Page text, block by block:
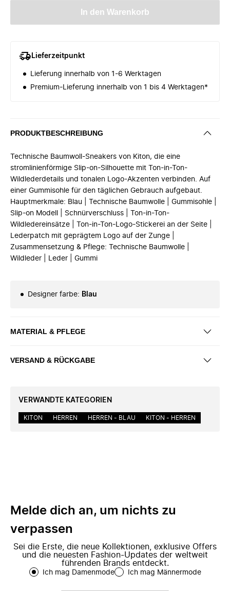
In den Warenkorb
Lieferzeitpunkt
Lieferung innerhalb von 1-6 Werktagen
Premium-Lieferung innerhalb von 1 bis 4 Werktagen*
PRODUKTBESCHREIBUNG
Technische Baumwoll-Sneakers von Kiton, die eine
stromlinienförmige Slip-on-Silhouette mit Ton-in-Ton-
Wildlederdetails und tonalen Logo-Akzenten verbinden. Auf
einer Gummisohle für den täglichen Gebrauch aufgebaut.
Hauptmerkmale: Blau | Technische Baumwolle | Gummisohle |
Slip-on Modell | Schnürverschluss | Ton-in-Ton-
Wildledereinsätze | Ton-in-Ton-Logo-Stickerei an der Seite |
Lederpatch mit geprägtem Logo auf der Zunge |
Zusammensetzung & Pflege: Technische Baumwolle |
Wildleder | Leder | Gummi
Designer farbe: Blau
MATERIAL & PFLEGE
VERSAND & RÜCKGABE
VERWANDTE KATEGORIEN
KITON HERREN HERREN - BLAU KITON - HERREN
Melde dich an, um nichts zu
verpassen
Sei die Erste, die neue Kollektionen, exklusive Offers
und die neuesten Fashion-Updates der weltweit
führenden Brands entdeckt.
Ich mag Damenmode Ich mag Männermode